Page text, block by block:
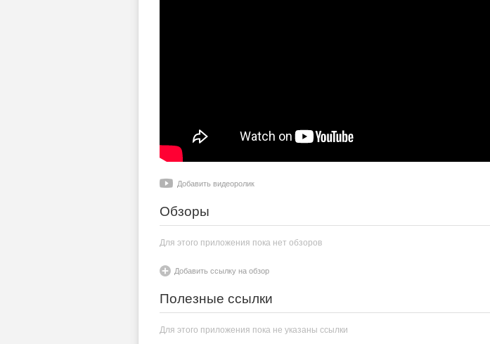
Добавить видеоролик
Обзоры
Для этого приложения пока нет обзоров
Добавить ссылку на обзор
Полезные ссылки
Для этого приложения пока не указаны ссылки